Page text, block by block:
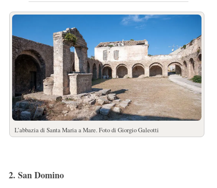
L’abbazia di Santa Maria a Mare. Foto di Giorgio Galeotti
2. San Domino